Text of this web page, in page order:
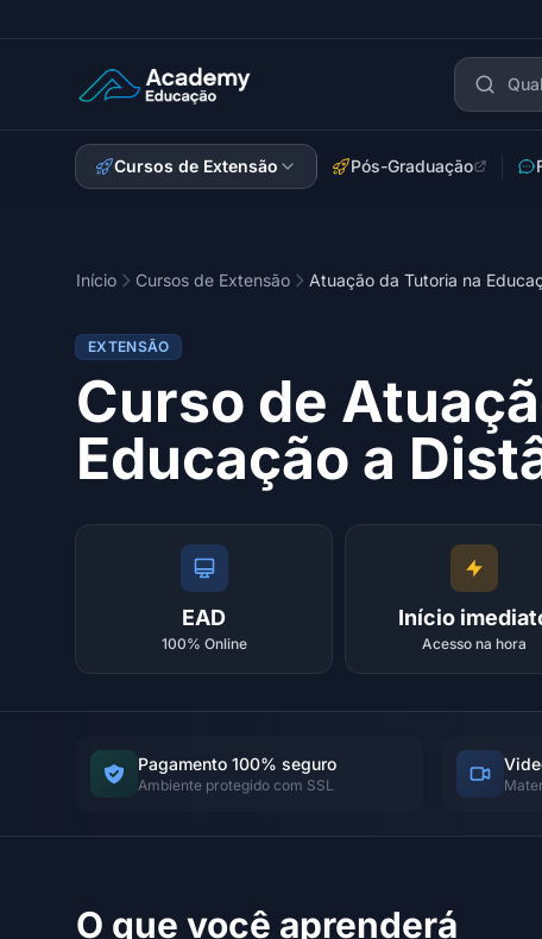
Academy Extensão
Cursos de Extensão Pós-Graduação
Início Cursos de Extensão Atuação da Tutoria na
EXTENSÃO
Curso de
Educação a
EAD
100% Online
Início
Acesso na hora
Pagamento 100% seguro
Ambiente protegido com SSL
O que você aprenderá